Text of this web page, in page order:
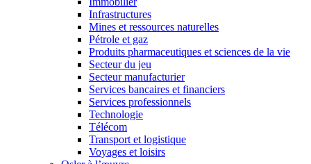
Infrastructures
Mines et ressources naturelles
Pétrole et gaz
Produits pharmaceutiques et sciences de la vie
Secteur du jeu
Secteur manufacturier
Services bancaires et financiers
Services professionnels
Technologie
Télécom
Transport et logistique
Voyages et loisirs